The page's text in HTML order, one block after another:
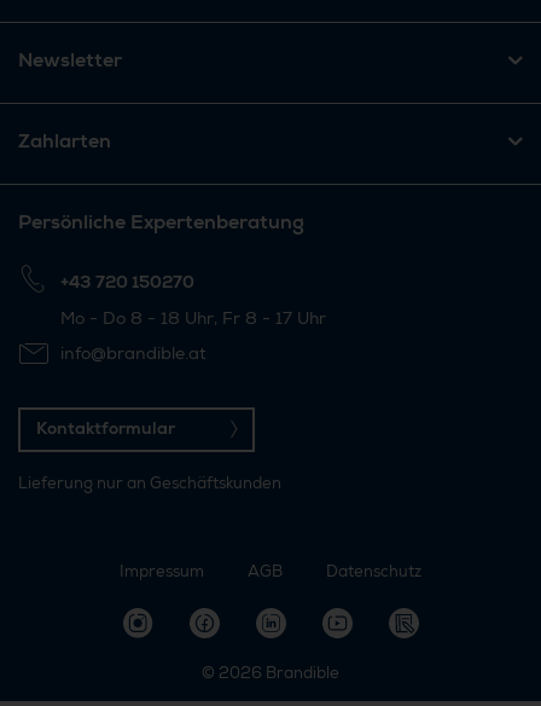
Newsletter
Zahlarten
Persönliche Expertenberatung
+43 720 150270
Mo - Do 8 - 18 Uhr, Fr 8 - 17 Uhr
info@brandible.at
Kontaktformular
Lieferung nur an Geschäftskunden
Impressum AGB Datenschutz
© 2026 Brandible